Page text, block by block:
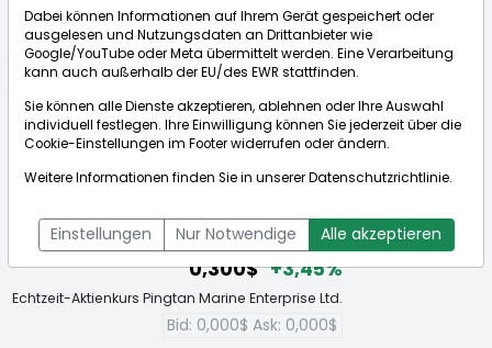
Börse:
Aktienkurse
0,300$ +3,45%
Echtzeit-Aktienkurs Pingtan Marine Enterprise Ltd.
Bid: 0,000$ Ask: 0,000$
Dabei können Informationen auf Ihrem Gerät gespeichert oder
ausgelesen und Nutzungsdaten an Drittanbieter wie
Google/YouTube oder Meta übermittelt werden. Eine Verarbeitung
kann auch außerhalb der EU/des EWR stattfinden.
Sie können alle Dienste akzeptieren, ablehnen oder Ihre Auswahl
individuell festlegen. Ihre Einwilligung können Sie jederzeit über die
Cookie-Einstellungen im Footer widerrufen oder ändern.
Weitere Informationen finden Sie in unsererDatenschutzrichtlinie.
Einstellungen Nur Notwendige Alle akzeptieren